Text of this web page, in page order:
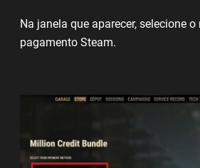
Na janela que aparecer, selecione
pagamento Steam.